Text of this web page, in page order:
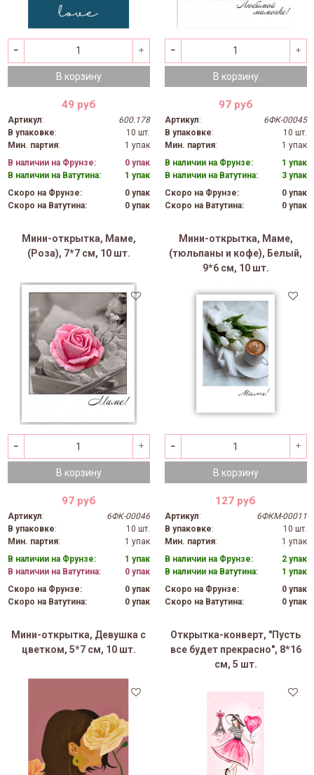
В корзину
49 руб
Артикул:
600.178
В упаковке:
10 шт.
Мин. партия:
1 упак
В наличии на Фрунзе:
0 упак
В наличии на Ватутина:
1 упак
Скоро на Фрунзе:
0 упак
Скоро на Ватутина:
0 упак
В корзину
97 руб
Артикул:
6ФК-00045
В упаковке:
10 шт.
Мин. партия:
1 упак
В наличии на Фрунзе:
1 упак
В наличии на Ватутина:
3 упак
Скоро на Фрунзе:
0 упак
Скоро на Ватутина:
0 упак
Мини-открытка, Маме,
(Роза), 7*7 см, 10 шт.
В корзину
97 руб
Артикул:
6ФК-00046
В упаковке:
10 шт.
Мин. партия:
1 упак
В наличии на Фрунзе:
1 упак
В наличии на Ватутина:
0 упак
Скоро на Фрунзе:
0 упак
Скоро на Ватутина:
0 упак
Мини-открытка, Маме,
(тюльпаны и кофе), Белый,
9*6 см, 10 шт.
В корзину
127 руб
Артикул:
6ФКМ-00011
В упаковке:
10 шт.
Мин. партия:
1 упак
В наличии на Фрунзе:
2 упак
В наличии на Ватутина:
1 упак
Скоро на Фрунзе:
0 упак
Скоро на Ватутина:
0 упак
Мини-открытка, Девушка с
цветком, 5*7 см, 10 шт.
Открытка-конверт, "Пусть
все будет прекрасно", 8*16
см, 5 шт.